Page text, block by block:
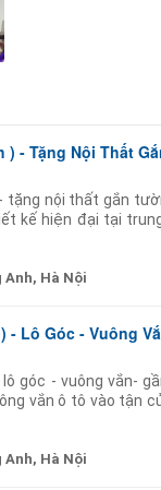
- Tặng Nội Thất
tặng nội thất gắn
kế hiện đại tại
Anh, Hà Nội
- Lô Góc - Vuông
góc - vuông vắn-
vắn ô tô vào tận
Anh, Hà Nội